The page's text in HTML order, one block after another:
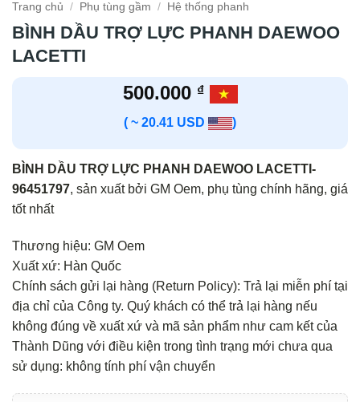
Trang chủ / Phụ tùng gầm / Hệ thống phanh
BÌNH DẦU TRỢ LỰC PHANH DAEWOO
LACETTI
500.000 ₫
( ~ 20.41 USD )
BÌNH DẦU TRỢ LỰC PHANH DAEWOO LACETTI-
96451797, sản xuất bởi GM Oem, phụ tùng chính hãng, giá
tốt nhất
Thương hiệu: GM Oem
Xuất xứ: Hàn Quốc
Chính sách gửi lại hàng (Return Policy): Trả lại miễn phí tại
địa chỉ của Công ty. Quý khách có thể trả lại hàng nếu
không đúng về xuất xứ và mã sản phẩm như cam kết của
Thành Dũng với điều kiện trong tình trạng mới chưa qua
sử dụng: không tính phí vận chuyển